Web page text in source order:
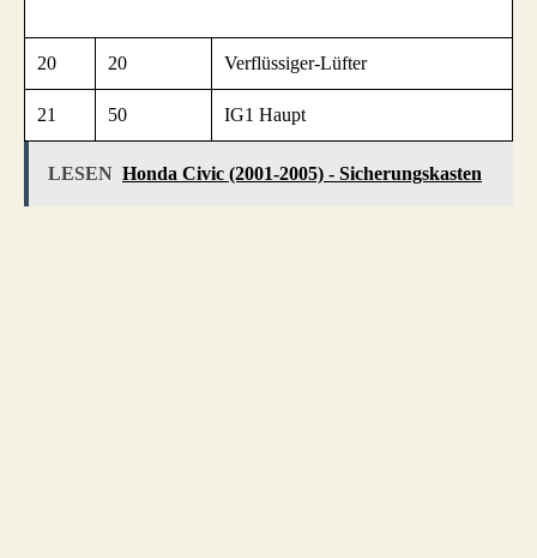
20 20 Verflüssiger-Lüfter
21 50 IG1 Haupt
LESEN Honda Civic (2001-2005) - Sicherungskasten